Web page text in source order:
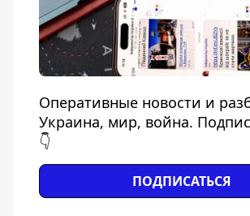
Оперативные новости и
Украина, мир, война.
👇
ПОДПИСАТЬСЯ